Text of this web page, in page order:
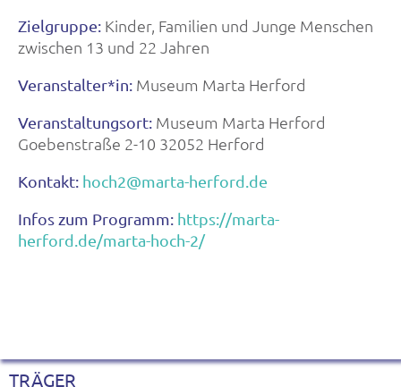
Zielgruppe: Kinder, Familien und Junge Menschen
zwischen 13 und 22 Jahren
Veranstalter*in: Museum Marta Herford
Veranstaltungsort: Museum Marta Herford
Goebenstraße 2-10 32052 Herford
Kontakt: hoch2@marta-herford.de
Infos zum Programm: https://marta-
herford.de/marta-hoch-2/
TRÄGER